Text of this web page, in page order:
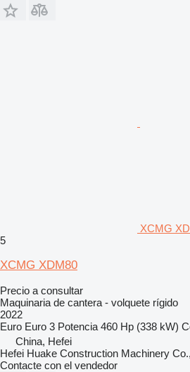
XCMG
5
XCMG XDM80
Precio a consultar
Maquinaria de cantera - volquete rígido
2022
Euro Euro 3 Potencia 460 Hp (338 kW)
China, Hefei
Hefei Huake Construction Machinery
Contacte con el vendedor